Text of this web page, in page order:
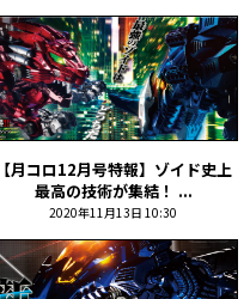
【月コロ12月号特報】ゾイド史上
最高の技術が集結！ ...
2020年11月13日 10:30